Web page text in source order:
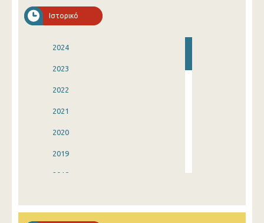
Ιστορικό
2024
2023
2022
2021
2020
2019
2018